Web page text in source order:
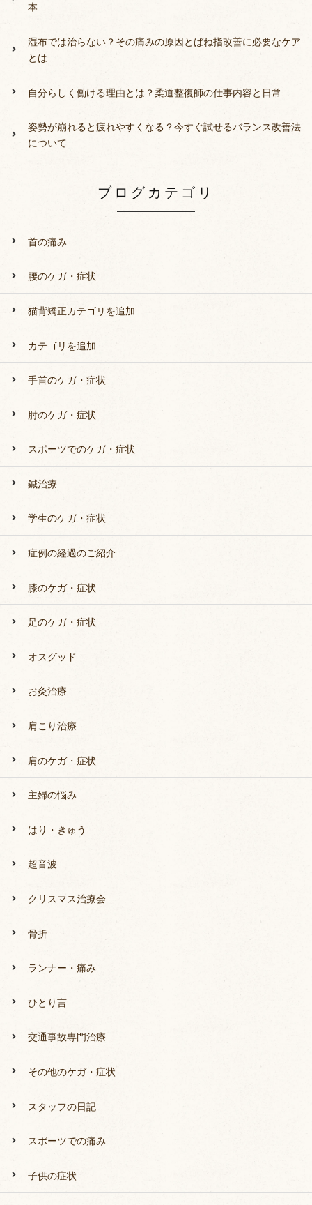
本
湿布では治らない？その痛みの原因とばね指改善に必要なケア
とは
自分らしく働ける理由とは？柔道整復師の仕事内容と日常
姿勢が崩れると疲れやすくなる？今すぐ試せるバランス改善法
について
ブログカテゴリ
首の痛み
腰のケガ・症状
猫背矯正カテゴリを追加
カテゴリを追加
手首のケガ・症状
肘のケガ・症状
スポーツでのケガ・症状
鍼治療
学生のケガ・症状
症例の経過のご紹介
膝のケガ・症状
足のケガ・症状
オスグッド
お灸治療
肩こり治療
肩のケガ・症状
主婦の悩み
はり・きゅう
超音波
クリスマス治療会
骨折
ランナー・痛み
ひとり言
交通事故専門治療
その他のケガ・症状
スタッフの日記
スポーツでの痛み
子供の症状